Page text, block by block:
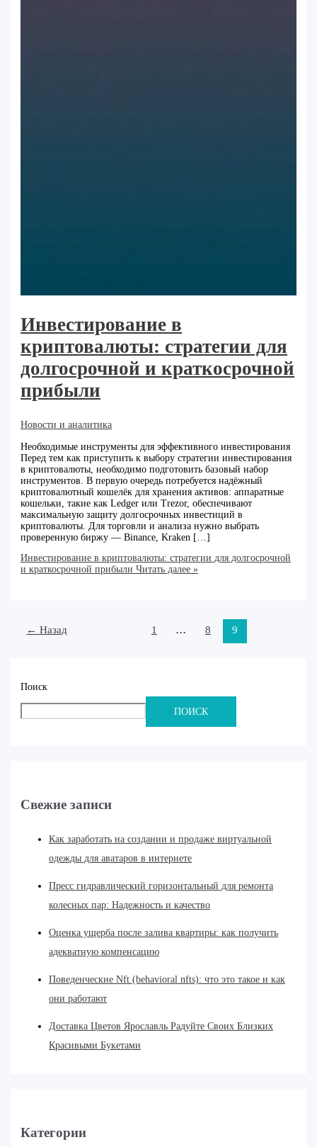
Инвестирование в
криптовалюты: стратегии для
долгосрочной и краткосрочной
прибыли
Новости и аналитика
Необходимые инструменты для эффективного инвестирования
Перед тем как приступить к выбору стратегии инвестирования
в криптовалюты, необходимо подготовить базовый набор
инструментов. В первую очередь потребуется надёжный
криптовалютный кошелёк для хранения активов: аппаратные
кошельки, такие как Ledger или Trezor, обеспечивают
максимальную защиту долгосрочных инвестиций в
криптовалюты. Для торговли и анализа нужно выбрать
проверенную биржу — Binance, Kraken […]
Инвестирование в криптовалюты: стратегии для долгосрочной
и краткосрочной прибыли Читать далее »
← Назад 1 … 8 9
Поиск
ПОИСК
Свежие записи
Как заработать на создании и продаже виртуальной
одежды для аватаров в интернете
Пресс гидравлический горизонтальный для ремонта
колесных пар: Надежность и качество
Оценка ущерба после залива квартиры: как получить
адекватную компенсацию
Поведенческие Nft (behavioral nfts): что это такое и как
они работают
Доставка Цветов Ярославль Радуйте Своих Близких
Красивыми Букетами
Категории